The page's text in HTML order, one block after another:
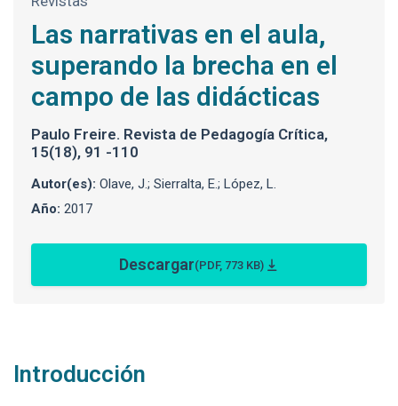
Las narrativas en el aula,
superando la brecha en el
campo de las didácticas
Paulo Freire. Revista de Pedagogía Crítica,
15(18), 91 -110
Autor(es): Olave, J.; Sierralta, E.; López, L.
Año: 2017
Descargar(PDF, 773 KB)
Introducción